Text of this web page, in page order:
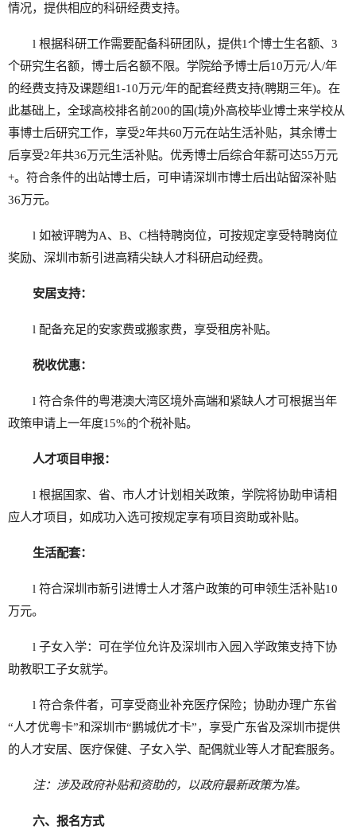
情况，提供相应的科研经费支持。
l 根据科研工作需要配备科研团队，提供1个博士生名额、3
个研究生名额，博士后名额不限。学院给予博士后10万元/人/年
的经费支持及课题组1-10万元/年的配套经费支持(聘期三年)。在
此基础上，全球高校排名前200的国(境)外高校毕业博士来学校从
事博士后研究工作，享受2年共60万元在站生活补贴，其余博士
后享受2年共36万元生活补贴。优秀博士后综合年薪可达55万元
+。符合条件的出站博士后，可申请深圳市博士后出站留深补贴
36万元。
l 如被评聘为A、B、C档特聘岗位，可按规定享受特聘岗位
奖励、深圳市新引进高精尖缺人才科研启动经费。
安居支持：
l 配备充足的安家费或搬家费，享受租房补贴。
税收优惠：
l 符合条件的粤港澳大湾区境外高端和紧缺人才可根据当年
政策申请上一年度15%的个税补贴。
人才项目申报：
l 根据国家、省、市人才计划相关政策，学院将协助申请相
应人才项目，如成功入选可按规定享有项目资助或补贴。
生活配套：
l 符合深圳市新引进博士人才落户政策的可申领生活补贴10
万元。
l 子女入学：可在学位允许及深圳市入园入学政策支持下协
助教职工子女就学。
l 符合条件者，可享受商业补充医疗保险；协助办理广东省
“人才优粤卡”和深圳市“鹏城优才卡”，享受广东省及深圳市提供
的人才安居、医疗保健、子女入学、配偶就业等人才配套服务。
注： 涉及政府补贴和资助的， 以政府最新政策为准。
六、报名方式